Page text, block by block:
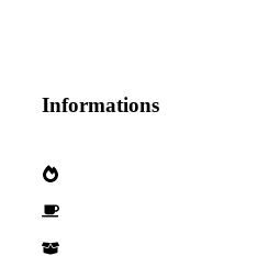
Informations